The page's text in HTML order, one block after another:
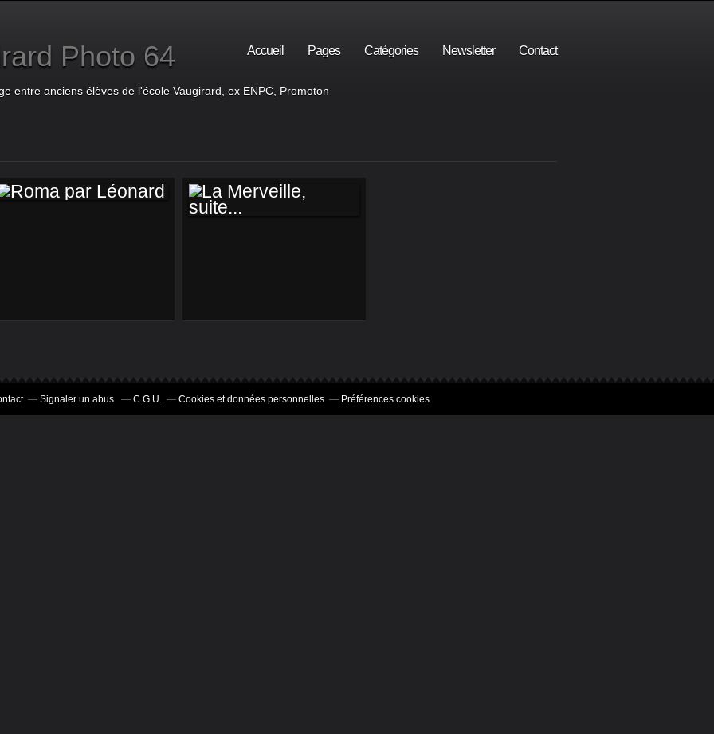
Photo 64
entre anciens élèves de l'école Vaugirard, ex ENPC, Promoton
Accueil Pages Catégories Newsletter Contact
Signaler un abus C.G.U. Cookies et données personnelles Préférences cookies